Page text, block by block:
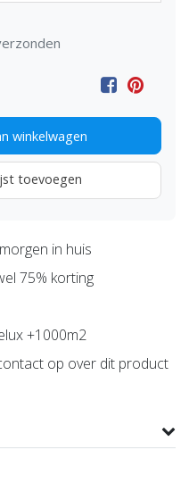
winkelwagen
toevoegen
in huis
75% korting
+1000m2
op over dit product